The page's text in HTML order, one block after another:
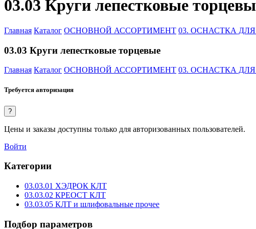
03.03 Круги лепестковые
Главная Каталог ОСНОВНОЙ АССОРТИМЕНТ 03. ОСНАСТКА
03.03 Круги лепестковые торцевые
Главная Каталог ОСНОВНОЙ АССОРТИМЕНТ 03. ОСНАСТКА
Требуется авторизация
?
Цены и заказы доступны только для авторизованных пользователей.
Войти
Категории
03.03.01 ХЭДРОК КЛТ
03.03.02 КРЕОСТ КЛТ
03.03.05 КЛТ и шлифовальные прочее
Подбор параметров